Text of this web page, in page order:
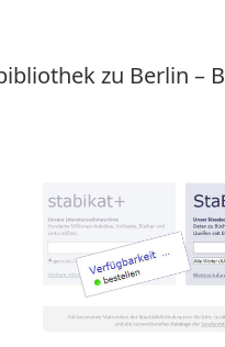
zu Berlin –